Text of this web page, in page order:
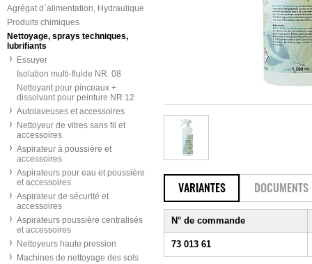
Agrégat d´alimentation, Hydraulique
Produits chimiques
Nettoyage, sprays techniques,
lubrifiants
Essuyer
Isolation multi-fluide NR. 08
Nettoyant pour pinceaux +
dissolvant pour peinture NR 12
Autolaveuses et accessoires
Nettoyeur de vitres sans fil et
accessoires
Aspirateur à poussière et
accessoires
Aspirateurs pour eau et poussière
et accessoires
Aspirateur de sécurité et
accessoires
Aspirateurs poussière centralisés
et accessoires
Nettoyeurs haute pression
Machines de nettoyage des sols
VARIANTES DOCUMENTS
N° de commande
73 013 61